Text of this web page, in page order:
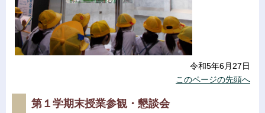
令和5年6月27日
このページの先頭へ
第１学期末授業参観・懇談会